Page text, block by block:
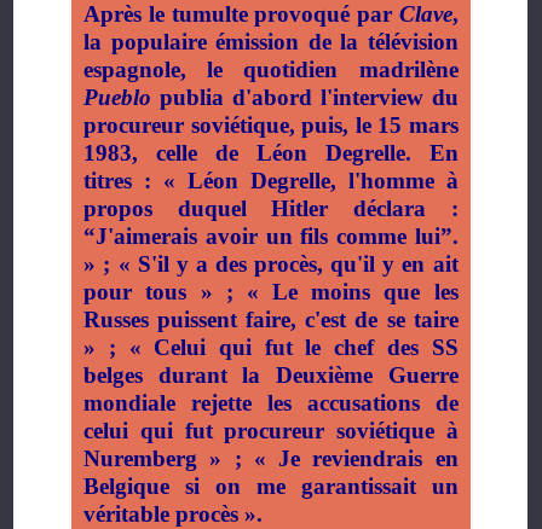
Après le tumulte provoqué par Clave,
la populaire émission de la télévision
espagnole, le quotidien madrilène
Pueblopublia d'abord l'interview du
procureur soviétique, puis, le 15 mars
1983, celle de Léon Degrelle. En
titres : « Léon Degrelle, l'homme à
propos duquel Hitler déclara :
“J'aimerais avoir un fils comme lui”.
» ; « S'il y a des procès, qu'il y en ait
pour tous » ; « Le moins que les
Russes puissent faire, c'est de se taire
» ; « Celui qui fut le chef des SS
belges durant la Deuxième Guerre
mondiale rejette les accusations de
celui qui fut procureur soviétique à
Nuremberg » ; « Je reviendrais en
Belgique si on me garantissait un
véritable procès ».